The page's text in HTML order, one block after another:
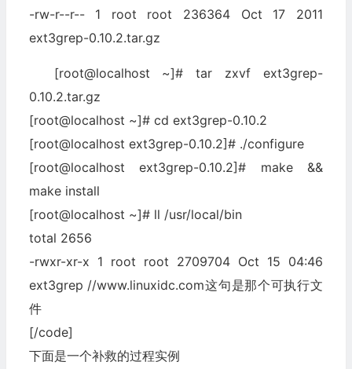
-rw-r--r-- 1 root root 236364 Oct 17 2011
ext3grep-0.10.2.tar.gz
[root@localhost ~]# tar zxvf ext3grep-
0.10.2.tar.gz
[root@localhost ~]# cd ext3grep-0.10.2
[root@localhost ext3grep-0.10.2]# ./configure
[root@localhost ext3grep-0.10.2]# make &&
make install
[root@localhost ~]# ll /usr/local/bin
total 2656
-rwxr-xr-x 1 root root 2709704 Oct 15 04:46
ext3grep //www.linuxidc.com这句是那个可执行文
件
[/code]
下面是一个补救的过程实例